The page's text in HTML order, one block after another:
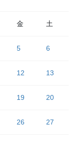
金 土
5 6
12 13
19 20
26 27